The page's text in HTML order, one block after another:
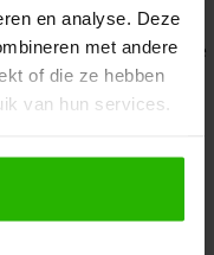
en analyse. Deze
met andere
of die ze hebben
van hun services.
je Voordeeluitjes.nl
media en
has occurred while
browser console for more